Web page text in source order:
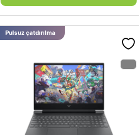
Pulsuz çatdırılma